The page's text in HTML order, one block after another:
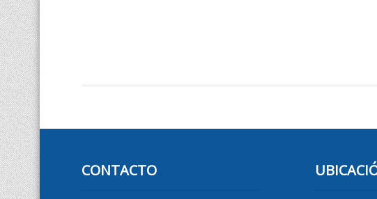
CONTACTO